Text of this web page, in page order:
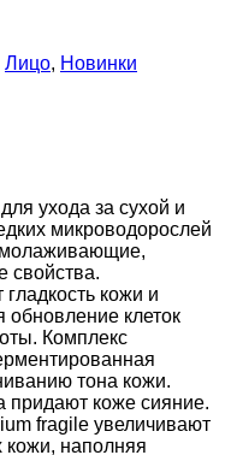
Лицо, Новинки
ухода за сухой и
микроводорослей
свойства.
кожи и
клеток
Комплекс
тона кожи.
придают коже сияние.
fragile увеличивают
кожи, наполняя